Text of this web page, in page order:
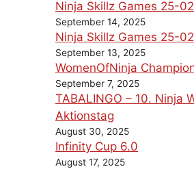
Ninja Skillz Games 25-
September 14, 2025
Ninja Skillz Games 25-
September 13, 2025
WomenOfNinja
September 7, 2025
TABALINGO – 10. Ninja
Aktionstag
August 30, 2025
Infinity Cup 6.0
August 17, 2025